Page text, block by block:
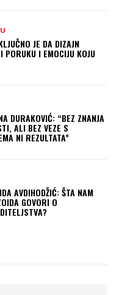
JE DA DIZAJN
PORUKU I EMOCIJU KOJU
DURAKOVIĆ: “BEZ ZNANJA
ALI BEZ VEZE S
NI REZULTATA”
AVDIHODŽIĆ: ŠTA NAM
GOVORI O